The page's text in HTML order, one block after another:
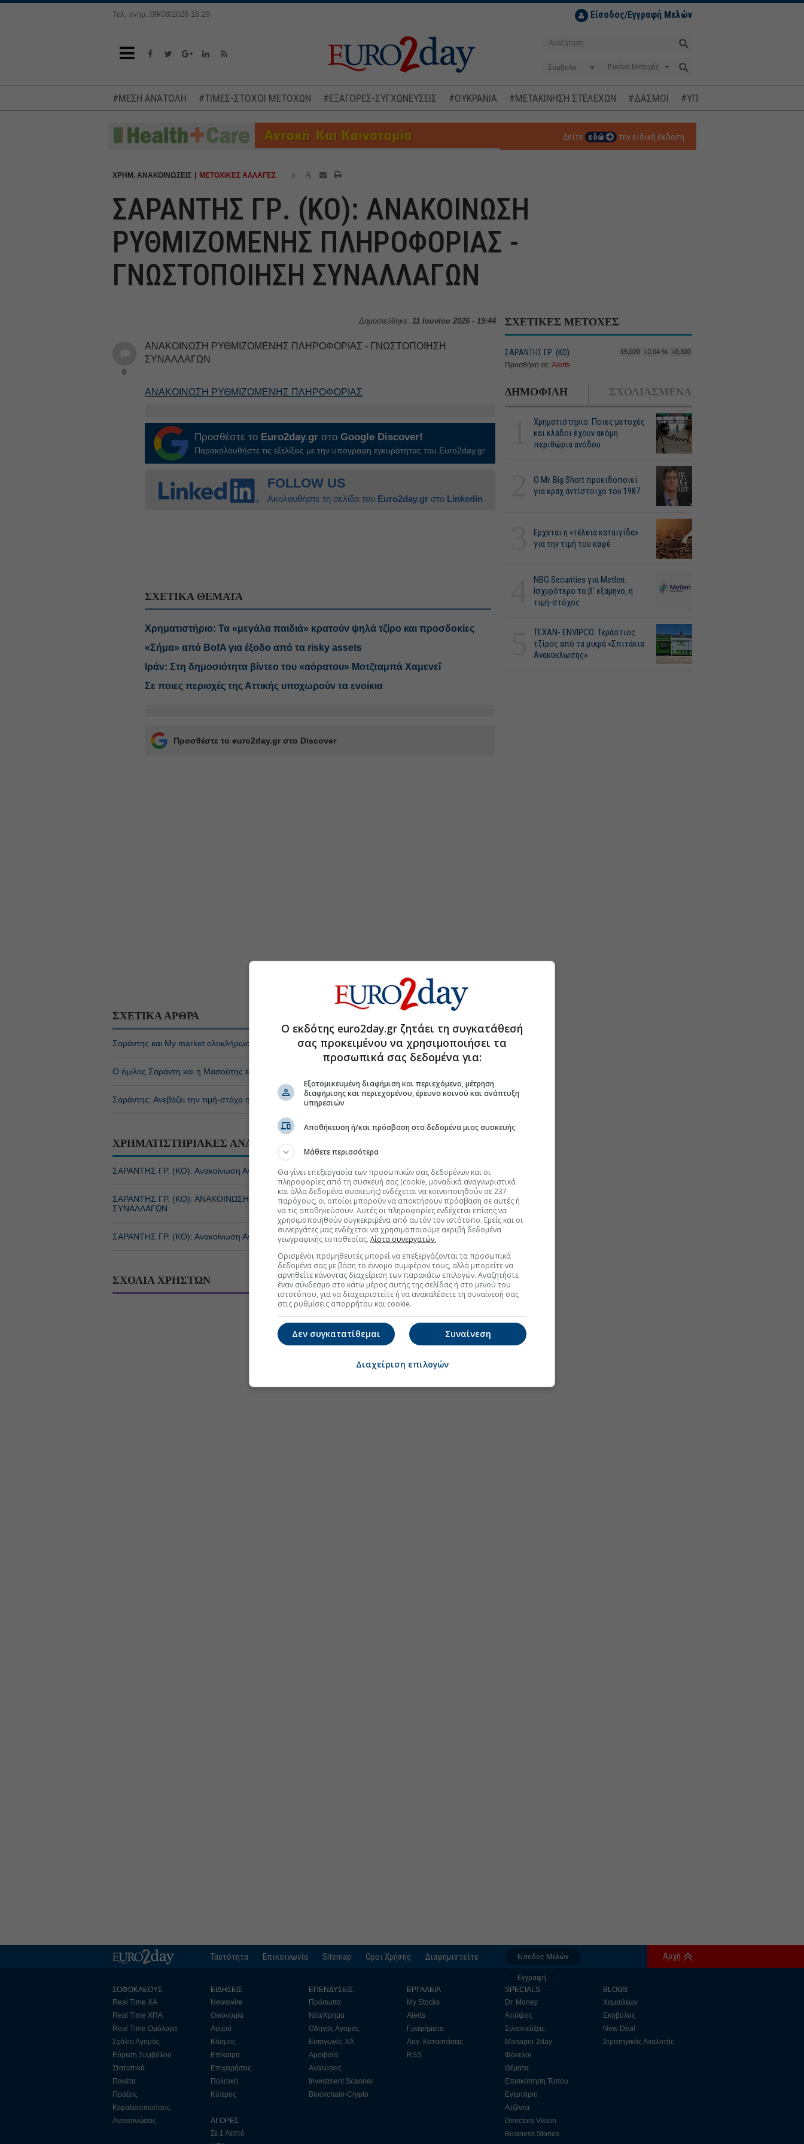
Τελ. ενημ.:09/08/2026 16:29 Είσοδος/Εγγραφή Μελών
Σύμβολο
#ΜΕΣΗ ΑΝΑΤΟΛΗ #ΤΙΜΕΣ-ΣΤΟΧΟΙ ΜΕΤΟΧΩΝ #ΕΞΑΓΟΡΕΣ-ΣΥΓΧΩΝΕΥΣΕΙΣ #ΟΥΚΡΑΝΙΑ #ΜΕΤΑΚΙΝΗΣΗ ΣΤΕΛΕΧΩΝ #ΔΑΣΜΟΙ #ΥΠΟΚΛΟΠΕΣ
Δείτε εδώ την ειδική έκδοση
ΧΡΗΜ. ΑΝΑΚΟΙΝΩΣΕΙΣ ΜΕΤΟΧΙΚΕΣ ΑΛΛΑΓΕΣ a A
ΣΑΡΑΝΤΗΣ ΓΡ. (ΚΟ): ΑΝΑΚΟΙΝΩΣΗ
ΡΥΘΜΙΖΟΜΕΝΗΣ ΠΛΗΡΟΦΟΡΙΑΣ -
ΓΝΩΣΤΟΠΟΙΗΣΗ ΣΥΝΑΛΛΑΓΩΝ
Δημοσιεύθηκε: 11 Ιουνίου 2026 - 19:44
0
ΑΝΑΚΟΙΝΩΣΗ ΡΥΘΜΙΖΟΜΕΝΗΣ ΠΛΗΡΟΦΟΡΙΑΣ - ΓΝΩΣΤΟΠΟΙΗΣΗ
ΣΥΝΑΛΛΑΓΩΝ
ΑΝΑΚΟΙΝΩΣΗ ΡΥΘΜΙΖΟΜΕΝΗΣ ΠΛΗΡΟΦΟΡΙΑΣ
Προσθέστε το Euro2day.gr στοGoogle Discover!
Παρακολουθήστε τις εξελίξεις με την υπογραφη εγκυρότητας του Euro2day.gr
FOLLOW US
Ακολουθήστε τη σελίδα του Euro2day.gr στο Linkedin
ΣΧΕΤΙΚΑ ΘΕΜΑΤΑ
Χρηματιστήριο: Τα «μεγάλα παιδιά» κρατούν ψηλά τζίρο και προσδοκίες
«Σήμα» από BofA για έξοδο από τα risky assets
Ιράν: Στη δημοσιότητα βίντεο του «αόρατου» Μοτζταμπά Χαμενεΐ
Σε ποιες περιοχές της Αττικής υποχωρούν τα ενοίκια
Προσθέστε το euro2day.gr στο Discover
ΣΧΕΤΙΚΕΣ ΜΕΤΟΧΕΣ
ΣΑΡΑΝΤΗΣ ΓΡ. (ΚΟ) 15,020 +2,04 % +0,300
Προσθήκη σε: Alerts
ΔΗΜΟΦΙΛΗ ΣΧΟΛΙΑΣΜΕΝΑ
Χρηματιστήριο: Ποιες μετοχές
και κλάδοι έχουν ακόμη
περιθώρια ανόδου
O Mr. Big Short προειδοποιεί
για κραχ αντίστοιχο του 1987
Ερχεται η «τέλεια καταιγίδα»
για την τιμή του καφέ
NBG Securities για Metlen:
Ισχυρότερο το β' εξάμηνο, η
τιμή-στόχος
ΤΕΧΑΝ- ENVIPCO: Τεράστιος
τζίρος από τα μικρά «Σπιτάκια
Ανακύκλωσης»
ΣΧΕΤΙΚΑ ΑΡΘΡΑ Περισσότερα για τη Μετοχή
Σαράντης και My market ολοκλήρωσαν για 4η χρονιά πρόγραμμα για ΑμεΑ (15:51 27/07/2026)
Ο όμιλος Σαράντη και η Μασούτης ενώνουν τις δυνάμεις τους με τη Σύμπλευση
Σαράντης: Ανεβάζει την τιμή-στόχο η NBG Securities
ΧΡΗΜΑΤΙΣΤΗΡΙΑΚΕΣ ΑΝΑΚΟΙΝΩΣΕΙΣ
ΣΑΡΑΝΤΗΣ ΓΡ. (ΚΟ): Ανακοίνωση Αγοράς Ιδίων Μετοχών (10:03 07/08/2026)
ΣΑΡΑΝΤΗΣ ΓΡ. (ΚΟ): ΑΝΑΚΟΙΝΩΣΗ ΡΥΘΜΙΖΟΜΕΝΗΣ ΠΛΗΡΟΦΟΡΙΑΣ - ΓΝΩΣΤΟΠΟΙΗΣΗ
ΣΥΝΑΛΛΑΓΩΝ
(14:08 06/08/2026)
ΣΑΡΑΝΤΗΣ ΓΡ. (ΚΟ): Ανακοίνωση Αγοράς Ιδίων Μετοχών (10:12 06/08/2026)
ΣΧΟΛΙΑ ΧΡΗΣΤΩΝ
Ταυτότητα Επικοινωνία Sitemap Οροι Χρήσης Διαφημιστείτε Είσοδος Μελών
Εγγραφή
Αρχή
ΣΟΦΟΚΛΕΟΥΣ
Real Time ΧΑ
Real Time ΧΠΑ
Real Time Ομόλογα
Σχόλιο Αγοράς
Εύρεση Συμβόλου
Στατιστικά
Πακέτα
Πράξεις
Κεφαλαιοποιήσεις
Ανακοινώσεις
ΕΙΔΗΣΕΙΣ
Newswire
Οικονομία
Αγορά
Κόσμος
Επίκαιρα
Επιχειρήσεις
Πολιτική
Κύπρος
ΑΓΟΡΕΣ
Σε 1 Λεπτό
ΕΠΕΝΔΥΣΕΙΣ
Πρόσωπα
Νέα/Χρήμα
Οδηγός Αγοράς
Εισαγωγές ΧΑ
Αμοιβαία
Αναλύσεις
Investment Scanner
Blockchain-Crypto
ΕΡΓΑΛΕΙΑ
My Stocks
Alerts
Γραφήματα
Λογ. Καταστάσεις
RSS
SPECIALS
Dr. Money
Απόψεις
Συνεντεύξεις
Manager 2day
Φάκελοι
Θέματα
Επισκόπηση Τύπου
Εγερτήριο
Ατζέντα
Directors Vision
Business Stories
BLOGS
Χαμαιλέων
Εκηβόλος
New Deal
Στρατηγικός Αναλυτής
Ο εκδότης euro2day.gr ζητάει τη συγκατάθεσή
σας προκειμένου να χρησιμοποιήσει τα
προσωπικά σας δεδομένα για:
Εξατομικευμένη διαφήμιση και περιεχόμενο, μέτρηση
διαφήμισης και περιεχομένου, έρευνα κοινού και ανάπτυξη
υπηρεσιών
Αποθήκευση ή/και πρόσβαση στα δεδομένα μιας συσκευής
Μάθετε περισσότερα
Θα γίνει επεξεργασία των προσωπικών σας δεδομένων και οι
πληροφορίες από τη συσκευή σας (cookie, μοναδικά αναγνωριστικά
και άλλα δεδομένα συσκευής) ενδέχεται να κοινοποιηθούν σε 237
παρόχους, οι οποίοι μπορούν να αποκτήσουν πρόσβαση σε αυτές ή
να τις αποθηκεύσουν. Αυτές οι πληροφορίες ενδέχεται επίσης να
χρησιμοποιηθούν συγκεκριμένα από αυτόν τον ιστότοπο. Εμείς και οι
συνεργάτες μας ενδέχεται να χρησιμοποιούμε ακριβή δεδομένα
γεωγραφικής τοποθεσίας. Λίστα συνεργατών.
Ορισμένοι προμηθευτές μπορεί να επεξεργάζονται τα προσωπικά
δεδομένα σας με βάση το έννομο συμφέρον τους, αλλά μπορείτε να
αρνηθείτε κάνοντας διαχείριση των παρακάτω επιλογών. Αναζητήστε
έναν σύνδεσμο στο κάτω μέρος αυτής της σελίδας ή στο μενού του
ιστοτόπου, για να διαχειριστείτε ή να ανακαλέσετε τη συναίνεσή σας
στις ρυθμίσεις απορρήτου και cookie.
Συναίνεση
Δεν συγκατατίθεμαι
Διαχείριση επιλογών